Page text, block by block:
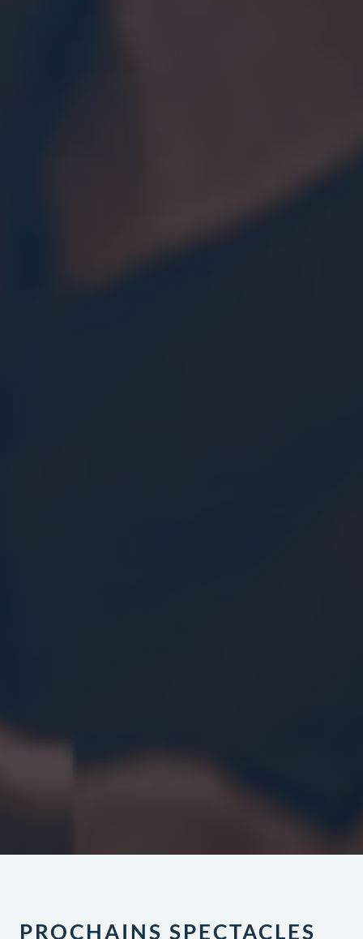
PROCHAINS SPECTACLES